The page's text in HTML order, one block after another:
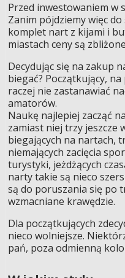
Przed inwestowaniem w
Zanim pójdziemy więc
komplet nart z kijami i
miastach ceny są
Decydując się na zakup
biegać? Początkujący,
raczej nie zastanawiać
amatorów.
Naukę najlepiej zacząć
zamiast niej trzy jeszcze
biegających na nartach,
niemających zacięcia
turystyki, jeżdżących
narty takie są nieco
są do poruszania się po
wzmacniane krawędzie.
Dla początkujących
nieco wolniejsze.
pań, poza odmienną